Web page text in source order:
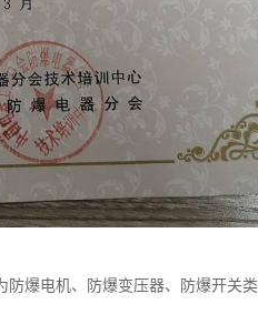
防爆电机、防爆变压器、防爆开关类